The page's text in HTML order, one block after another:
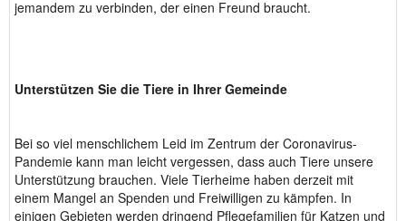
jemandem zu verbinden, der einen Freund braucht.
Unterstützen Sie die Tiere in Ihrer Gemeinde
Bei so viel menschlichem Leid im Zentrum der Coronavirus-
Pandemie kann man leicht vergessen, dass auch Tiere unsere
Unterstützung brauchen. Viele Tierheime haben derzeit mit
einem Mangel an Spenden und Freiwilligen zu kämpfen. In
einigen Gebieten werden dringend Pflegefamilien für Katzen und